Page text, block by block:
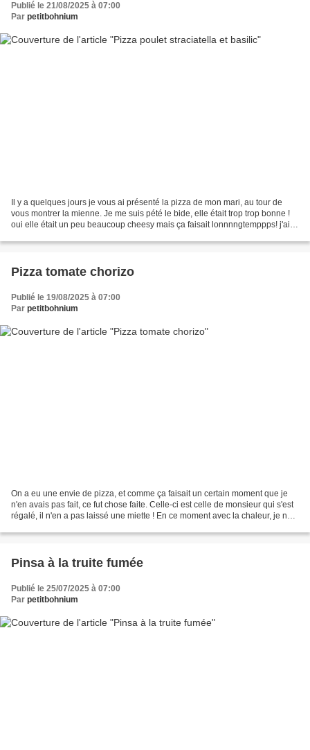
Publié le 21/08/2025 à 07:00
Par petitbohnium
Il y a quelques jours je vous ai présenté la pizza de mon mari, au tour de
vous montrer la mienne. Je me suis pété le bide, elle était trop trop bonne !
oui elle était un peu beaucoup cheesy mais ça faisait lonnnngtemppps! j'ai
Pizza tomate chorizo
Publié le 19/08/2025 à 07:00
Par petitbohnium
On a eu une envie de pizza, et comme ça faisait un certain moment que je
n'en avais pas fait, ce fut chose faite. Celle-ci est celle de monsieur qui s'est
régalé, il n'en a pas laissé une miette ! En ce moment avec la chaleur, je ne
Pinsa à la truite fumée
Publié le 25/07/2025 à 07:00
Par petitbohnium